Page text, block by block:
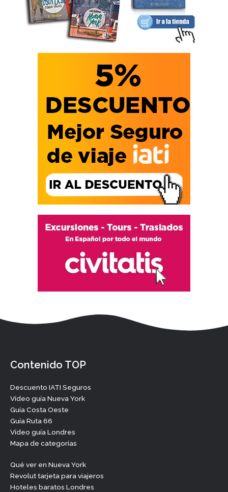
Contenido TOP
Descuento IATI Seguros
Vídeo guía Nueva York
Guía Costa Oeste
Guía Ruta 66
Vídeo guía Londres
Mapa de categorías
Qué ver en Nueva York
Revolut tarjeta para viajeros
Hoteles baratos Londres